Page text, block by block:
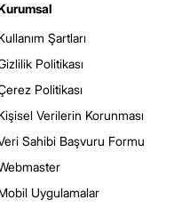
Şartları
Politikası
Politikası
Verilerin Korunması
Sahibi Başvuru Formu
Uygulamalar